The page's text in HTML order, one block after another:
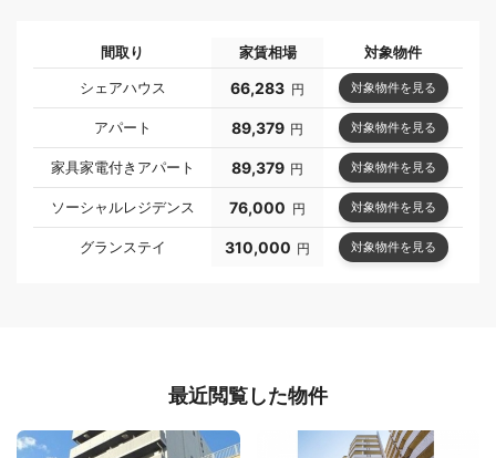
間取り 家賃相場
対象物件
シェアハウス
66,283 円 対象物件を見る
アパート 89,379 円 対象物件を見る
家具家電付きアパート 89,379 円 対象物件を見る
ソーシャルレジデンス 76,000 円 対象物件を見る
グランステイ 310,000 円 対象物件を見る
最近閲覧した物件